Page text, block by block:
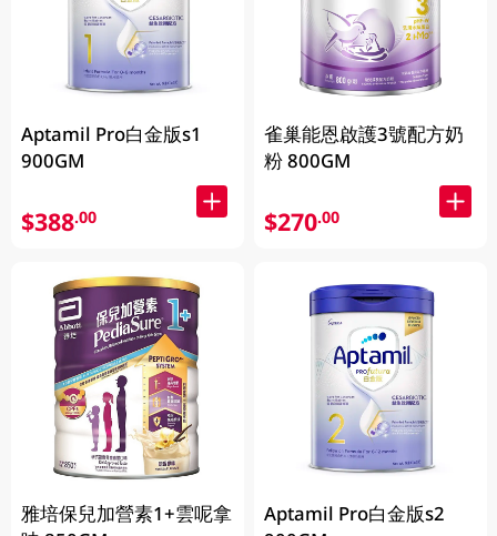
Aptamil Pro白金版s1
900GM
$388.00
雅培保兒加營素1+雲呢拿
雀巢能恩啟護3號配方奶
粉 800GM
$270.00
Aptamil Pro白金版s2